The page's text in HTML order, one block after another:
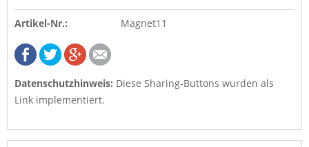
Artikel-Nr.: Magnet11
Datenschutzhinweis: Diese Sharing-Buttons wurden als
Link implementiert.